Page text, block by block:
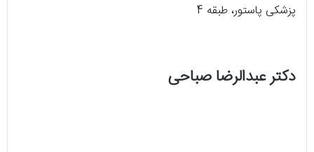
پزشکی پاستور، طبقه 4
دکتر عبدالرضا صباحی